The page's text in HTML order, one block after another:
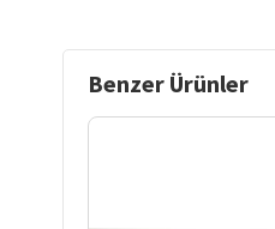
Benzer Ürünler